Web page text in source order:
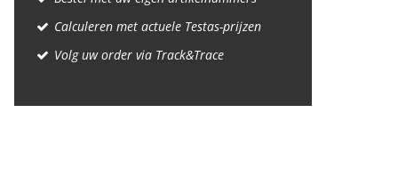
Calculeren met actuele Testas-prijzen
Volg uw order via Track&Trace